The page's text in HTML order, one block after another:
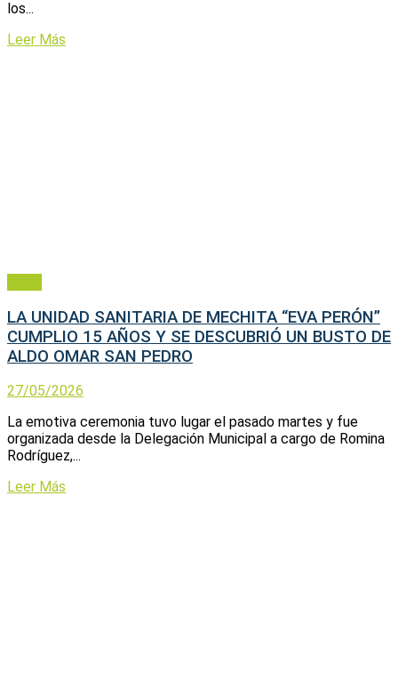
los...
Leer Más
LA UNIDAD SANITARIA DE MECHITA “EVA PERÓN”
CUMPLIO 15 AÑOS Y SE DESCUBRIÓ UN BUSTO DE
ALDO OMAR SAN PEDRO
27/05/2026
La emotiva ceremonia tuvo lugar el pasado martes y fue
organizada desde la Delegación Municipal a cargo de Romina
Rodríguez,...
Leer Más